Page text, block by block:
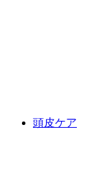
頭皮ケア